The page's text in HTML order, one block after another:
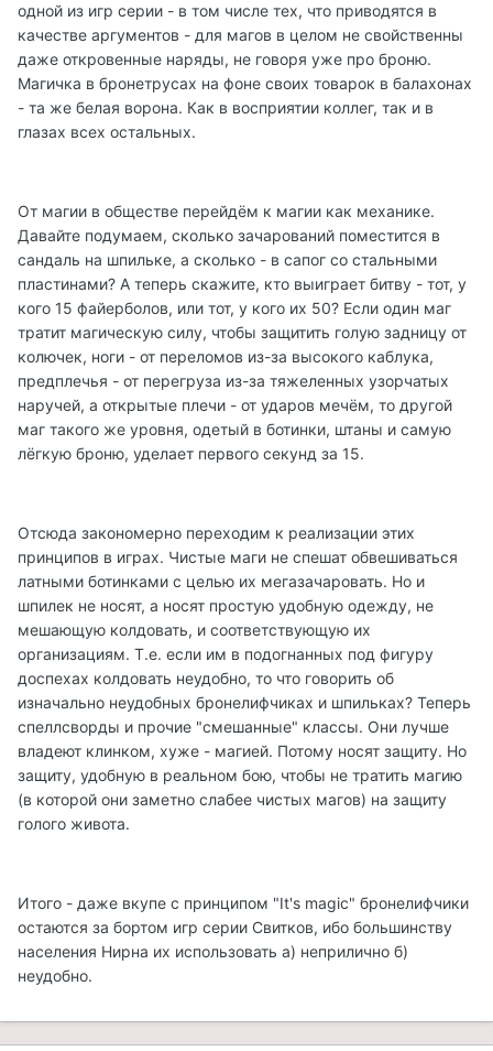
одной из игр серии - в том числе тех, что приводятся в
качестве аргументов - для магов в целом не свойственны
даже откровенные наряды, не говоря уже про броню.
Магичка в бронетрусах на фоне своих товарок в балахонах
- та же белая ворона. Как в восприятии коллег, так и в
глазах всех остальных.
От магии в обществе перейдём к магии как механике.
Давайте подумаем, сколько зачарований поместится в
сандаль на шпильке, а сколько - в сапог со стальными
пластинами? А теперь скажите, кто выиграет битву - тот, у
кого 15 файерболов, или тот, у кого их 50? Если один маг
тратит магическую силу, чтобы защитить голую задницу от
колючек, ноги - от переломов из-за высокого каблука,
предплечья - от перегруза из-за тяжеленных узорчатых
наручей, а открытые плечи - от ударов мечём, то другой
маг такого же уровня, одетый в ботинки, штаны и самую
лёгкую броню, уделает первого секунд за 15.
Отсюда закономерно переходим к реализации этих
принципов в играх. Чистые маги не спешат обвешиваться
латными ботинками с целью их мегазачаровать. Но и
шпилек не носят, а носят простую удобную одежду, не
мешающую колдовать, и соответствующую их
организациям. Т.е. если им в подогнанных под фигуру
доспехах колдовать неудобно, то что говорить об
изначально неудобных бронелифчиках и шпильках? Теперь
спеллсворды и прочие "смешанные" классы. Они лучше
владеют клинком, хуже - магией. Потому носят защиту. Но
защиту, удобную в реальном бою, чтобы не тратить магию
(в которой они заметно слабее чистых магов) на защиту
голого живота.
Итого - даже вкупе с принципом "It's magic" бронелифчики
остаются за бортом игр серии Свитков, ибо большинству
населения Нирна их использовать а) неприлично б)
неудобно.